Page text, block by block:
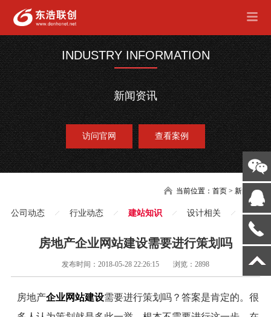
INDUSTRY INFORMATION
新闻资讯
访问官网 查看案例
当前位置：首页 >新闻
公司动态 行业动态 建站知识 设计相关
房地产企业网站建设需要进行策划吗
发布时间：2018-05-28 22:26:15 浏览：2898
房地产企业网站建设需要进行策划吗？答案是肯定的。很